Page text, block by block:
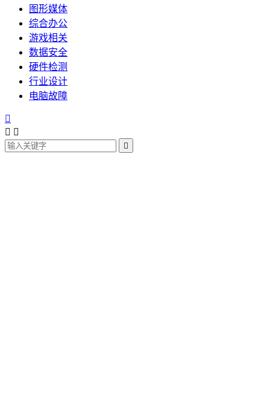
图形媒体
综合办公
游戏相关
数据安全
硬件检测
行业设计
电脑故障

 
